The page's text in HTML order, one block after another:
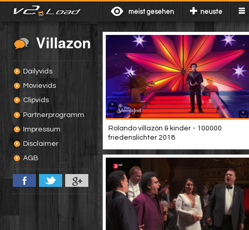
meist gesehen neuste
Villazon
Dailyvids
Movievids
Clipvids
Partnerprogramm
Impressum
Disclaimer
AGB
Rolando villazón & kinder - 100000
friedenslichter 2018